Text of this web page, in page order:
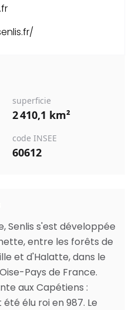
superficie
2 410,1 km²
code INSEE
60612
Senlis s'est développée
entre les forêts de
et d'Halatte, dans le
Pays de France.
aux Capétiens :
élu roi en 987. Le